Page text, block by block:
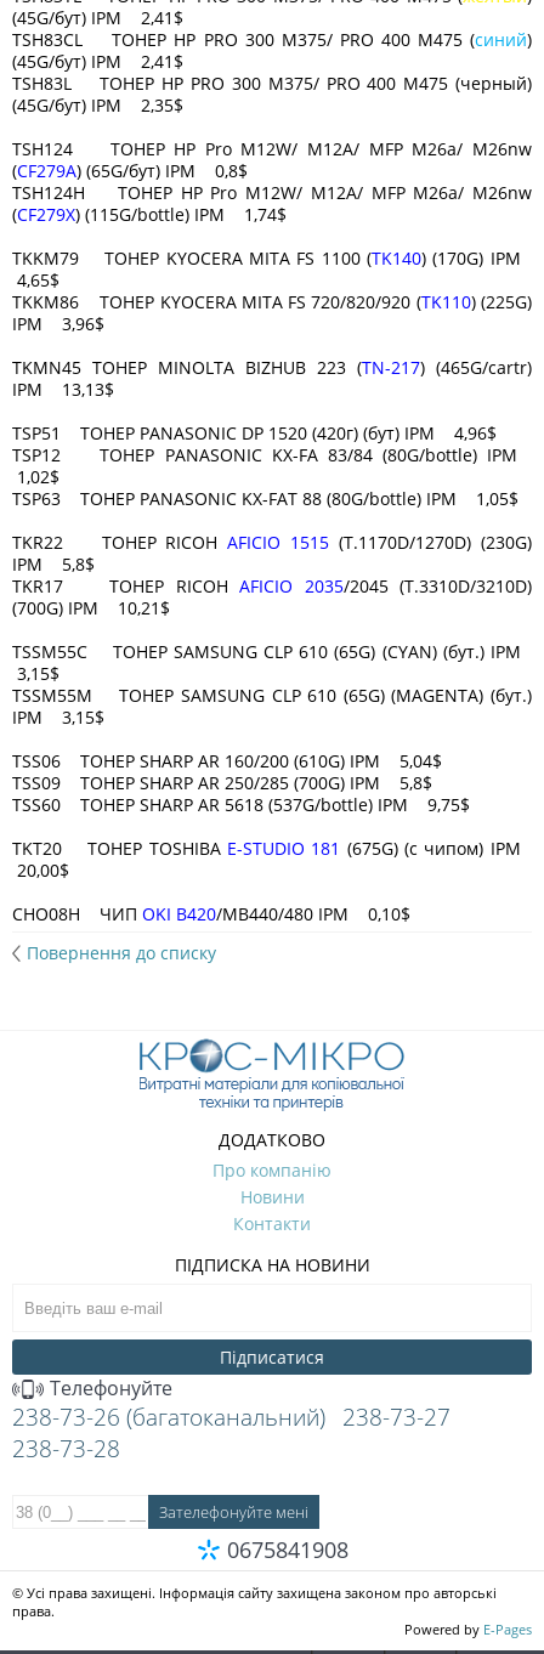
(45G/бут) IPM 2,41$
TSH83CL ТОНЕР HP PRO 300 M375/ PRO 400 M475 (синий)
(45G/бут) IPM 2,41$
TSH83L ТОНЕР HP PRO 300 M375/ PRO 400 M475 (черный)
(45G/бут) IPM 2,35$
TSH124 ТОНЕР HP Pro M12W/ M12A/ MFP M26a/ M26nw
(CF279A) (65G/бут) IPM 0,8$
TSH124H ТОНЕР HP Pro M12W/ M12A/ MFP M26a/ M26nw
(CF279X) (115G/bottle) IPM 1,74$
TKKM79 ТОНЕР KYOCERA MITA FS 1100 (TK140) (170G) IPM
4,65$
TKKM86 ТОНЕР KYOCERA MITA FS 720/820/920 (TK110) (225G)
IPM 3,96$
TKMN45 ТОНЕР MINOLTA BIZHUB 223 (TN-217) (465G/cartr)
IPM 13,13$
TSP51 ТОНЕР PANASONIC DP 1520 (420г) (бут) IPM 4,96$
TSP12 ТОНЕР PANASONIC KX-FA 83/84 (80G/bottle) IPM
1,02$
TSP63 ТОНЕР PANASONIC KX-FAT 88 (80G/bottle) IPM 1,05$
TKR22 ТОНЕР RICOHAFICIO 1515 (T.1170D/1270D) (230G)
IPM 5,8$
TKR17 ТОНЕР RICOH AFICIO 2035/2045 (T.3310D/3210D)
(700G) IPM 10,21$
TSSM55C ТОНЕР SAMSUNG CLP 610 (65G) (CYAN) (бут.) IPM
3,15$
TSSM55M ТОНЕР SAMSUNG CLP 610 (65G) (MAGENTA) (бут.)
IPM 3,15$
TSS06 ТОНЕР SHARP AR 160/200 (610G) IPM 5,04$
TSS09 ТОНЕР SHARP AR 250/285 (700G) IPM 5,8$
TSS60 ТОНЕР SHARP AR 5618 (537G/bottle) IPM 9,75$
TKT20 ТОНЕР TOSHIBA E-STUDIO 181 (675G) (с чипом) IPM
20,00$
CHO08H ЧИП OKI B420/MB440/480 IPM 0,10$
Повернення до списку
ДОДАТКОВО
Про компанію
Новини
Контакти
ПІДПИСКА НА НОВИНИ
Підписатися
Телефонуйте
238-73-26 (багатоканальний) 238-73-27
238-73-28
0675841908
© Усі права захищені. Інформація сайту захищена законом про авторські
права.
Powered by E-Pages